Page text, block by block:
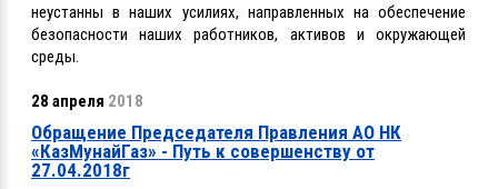
неустанны в наших усилиях, направленных на обеспечение
безопасности наших работников, активов и окружающей
среды.
28 апреля 2018
Обращение Председателя Правления АО НК
«КазМунайГаз» - Путь к совершенству от
27.04.2018г